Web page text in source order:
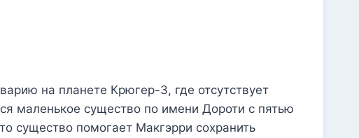
на планете Крюгер-3, где отсутствует
маленькое существо по имени Дороти с пятью
существо помогает Макгэрри сохранить